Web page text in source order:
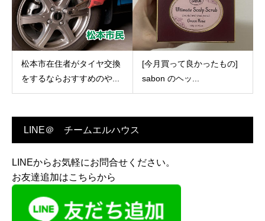
松本市在住者がタイヤ交換
をするならおすすめのや...
[今月買って良かったもの]
sabon のヘッ...
LINE＠ チームエルハウス
LINEからお気軽にお問合せください。
お友達追加はこちらから